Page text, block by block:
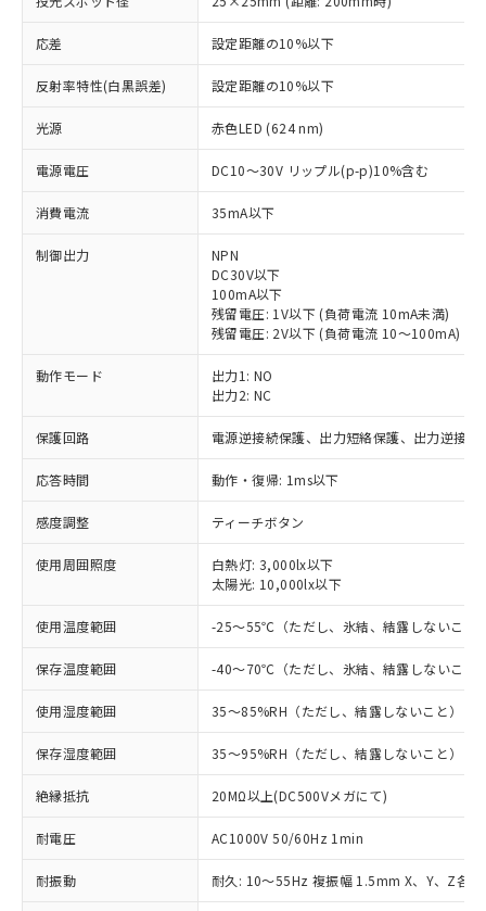
応差 設定距離の10%以下
反射率特性(白黒誤差) 設定距離の10%以下
光源 赤色LED (624 nm)
電源電圧 DC10～30V リップル(p-p)10%含む
消費電流 35mA以下
制御出力
NPN
DC30V以下
100mA以下
残留電圧: 1V以下 (負荷電流 10mA未満)
残留電圧: 2V以下 (負荷電流 10～100mA)
動作モード
出力1: NO
出力2: NC
保護回路 電源逆接続保護、出力短絡保護、出力逆接続
応答時間 動作・復帰: 1ms以下
感度調整 ティーチボタン
使用周囲照度
白熱灯: 3,000lx以下
太陽光: 10,000lx以下
使用温度範囲 -25～55℃（ただし、氷結、結露しないこと
保存温度範囲 -40～70℃（ただし、氷結、結露しないこと
使用湿度範囲 35～85%RH（ただし、結露しないこと）
保存湿度範囲 35～95%RH（ただし、結露しないこと）
絶縁抵抗 20MΩ以上(DC500Vメガにて)
耐電圧 AC1000V 50/60Hz 1min
耐振動 耐久: 10～55Hz 複振幅 1.5mm X、Y、Z各
ご利用条件
以下の条件をお読みいただき、同意のうえ
ご利用ください。
商品の当社在庫状況および標準価格
(税抜)を提供させていただくもので
当社制御機器事業取扱商品の中には、
本サービスの対象外となる商品もある
ことをご了承ください。
在庫状況および標準価格照会結果は、
非含有に対応した製品が提供可能な商品で
す。
対応予定：EU RoHS指令（10物質）の非含
有に対応した製品に切り替える予定のある
商品です。
対応予定なし：EU RoHS指令（10物質）の
非含有に非対応の商品で、対応品を出す予
定はありません。
調査・確認中：EU RoHS指令（10物質）の
非含有の対応状況を調査中または確認中の
商品です。
害物質有無と関係のない商品です。
仕入先様の事情により、非含有部品として
いたものが、含有品と判明した場合などや
むを得ず変更することがあります。
※1 中国RoHS○×表
「○」：最大均質材料含有率が中国RoHSの
基準値以下であることを示します。
基準値を超えていることを示します。
「－」：未確認です。当社販売部門へお問
い合わせください。
当社は、これら貴社製品のうち、外国
為替および外国貿易法に定める商品
（以下｢規制貨物等」という）を輸出